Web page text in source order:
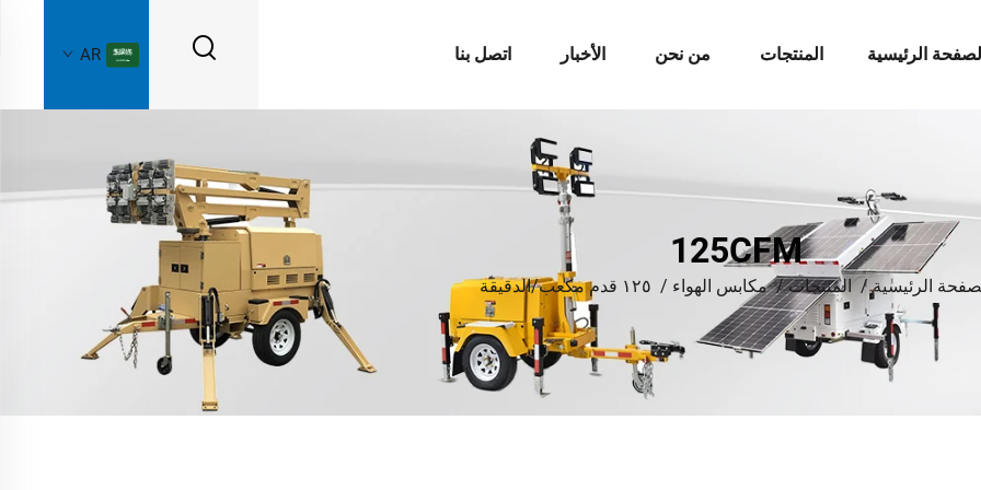
الرئيسية المنتجات من نحن الأخبار اتصل بنا AR
125CFM
الرئيسية/المنتجات/مكابس الهواء / ١٢٥ قدم مكعب/الدقيقة